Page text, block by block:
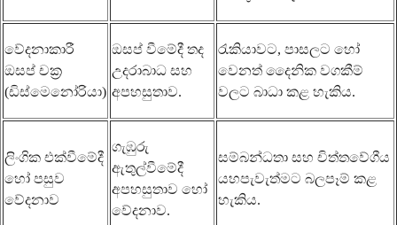
වේදනාකාරී
ඔසප් චක්‍ර
(ඩිස්මෙනෝරියා)
ඔසප් වීමේදී තද
උදරාබාධ සහ
අපහසුතාව.
රැකියාවට, පාසලට හෝ
වෙනත් දෛනික වගකීම්
වලට බාධා කළ හැකිය.
ලිංගික එක්වීමේදී
හෝ පසුව
වේදනාව
ගැඹුරු
ඇතුල්වීමේදී
අපහසුතාව හෝ
වේදනාව.
සම්බන්ධතා සහ චිත්තවේගීය
යහපැවැත්මට බලපෑම් කළ
හැකිය.